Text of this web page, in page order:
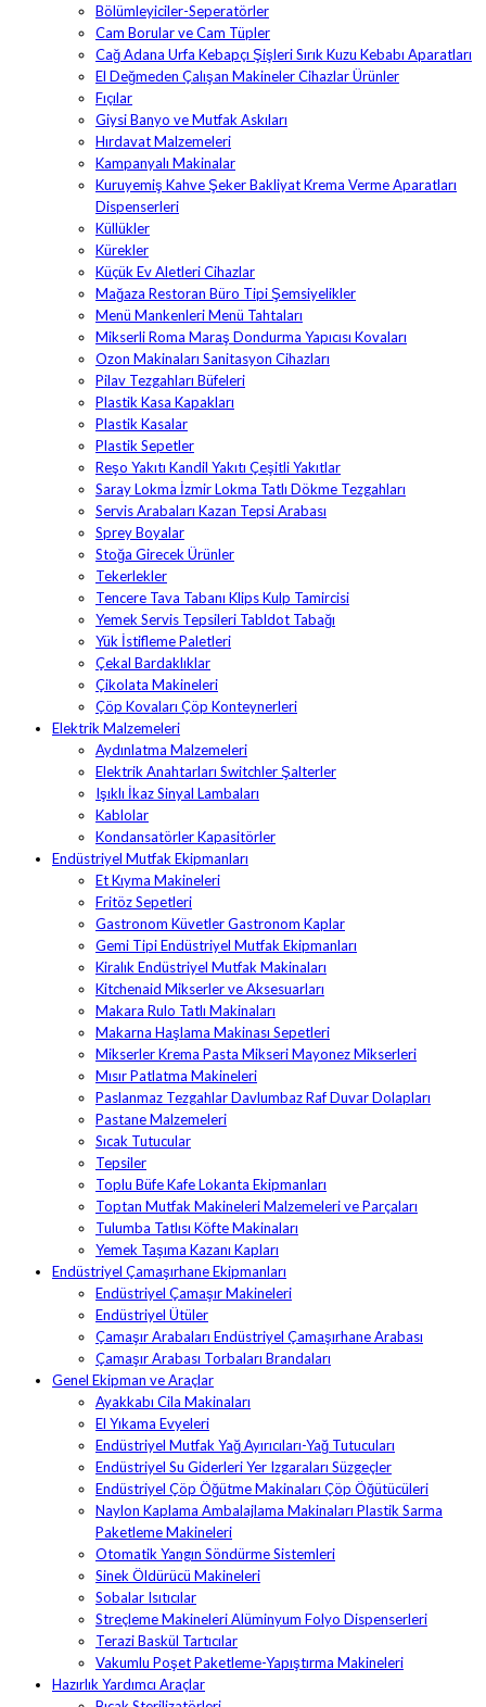
Bölümleyiciler-Seperatörler
Cam Borular ve Cam Tüpler
Cağ Adana Urfa Kebapçı Şişleri Sırık Kuzu Kebabı Aparatları
El Değmeden Çalışan Makineler Cihazlar Ürünler
Fıçılar
Giysi Banyo ve Mutfak Askıları
Hırdavat Malzemeleri
Kampanyalı Makinalar
Kuruyemiş Kahve Şeker Bakliyat Krema Verme Aparatları
Dispenserleri
Küllükler
Kürekler
Küçük Ev Aletleri Cihazlar
Mağaza Restoran Büro Tipi Şemsiyelikler
Menü Mankenleri Menü Tahtaları
Mikserli Roma Maraş Dondurma Yapıcısı Kovaları
Ozon Makinaları Sanitasyon Cihazları
Pilav Tezgahları Büfeleri
Plastik Kasa Kapakları
Plastik Kasalar
Plastik Sepetler
Reşo Yakıtı Kandil Yakıtı Çeşitli Yakıtlar
Saray Lokma İzmir Lokma Tatlı Dökme Tezgahları
Servis Arabaları Kazan Tepsi Arabası
Sprey Boyalar
Stoğa Girecek Ürünler
Tekerlekler
Tencere Tava Tabanı Klips Kulp Tamircisi
Yemek Servis Tepsileri Tabldot Tabağı
Yük İstifleme Paletleri
Çekal Bardaklıklar
Çikolata Makineleri
Çöp Kovaları Çöp Konteynerleri
Elektrik Malzemeleri
Aydınlatma Malzemeleri
Elektrik Anahtarları Switchler Şalterler
Işıklı İkaz Sinyal Lambaları
Kablolar
Kondansatörler Kapasitörler
Endüstriyel Mutfak Ekipmanları
Et Kıyma Makineleri
Fritöz Sepetleri
Gastronom Küvetler Gastronom Kaplar
Gemi Tipi Endüstriyel Mutfak Ekipmanları
Kiralık Endüstriyel Mutfak Makinaları
Kitchenaid Mikserler ve Aksesuarları
Makara Rulo Tatlı Makinaları
Makarna Haşlama Makinası Sepetleri
Mikserler Krema Pasta Mikseri Mayonez Mikserleri
Mısır Patlatma Makineleri
Paslanmaz Tezgahlar Davlumbaz Raf Duvar Dolapları
Pastane Malzemeleri
Sıcak Tutucular
Tepsiler
Toplu Büfe Kafe Lokanta Ekipmanları
Toptan Mutfak Makineleri Malzemeleri ve Parçaları
Tulumba Tatlısı Köfte Makinaları
Yemek Taşıma Kazanı Kapları
Endüstriyel Çamaşırhane Ekipmanları
Endüstriyel Çamaşır Makineleri
Endüstriyel Ütüler
Çamaşır Arabaları Endüstriyel Çamaşırhane Arabası
Çamaşır Arabası Torbaları Brandaları
Genel Ekipman ve Araçlar
Ayakkabı Cila Makinaları
El Yıkama Evyeleri
Endüstriyel Mutfak Yağ Ayırıcıları-Yağ Tutucuları
Endüstriyel Su Giderleri Yer Izgaraları Süzgeçler
Endüstriyel Çöp Öğütme Makinaları Çöp Öğütücüleri
Naylon Kaplama Ambalajlama Makinaları Plastik Sarma
Paketleme Makineleri
Otomatik Yangın Söndürme Sistemleri
Sinek Öldürücü Makineleri
Sobalar Isıtıcılar
Streçleme Makineleri Alüminyum Folyo Dispenserleri
Terazi Baskül Tartıcılar
Vakumlu Poşet Paketleme-Yapıştırma Makineleri
Hazırlık Yardımcı Araçlar